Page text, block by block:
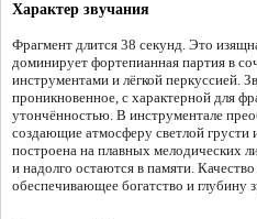
Характер звучания
Фрагмент длится 38 секунд. Это
доминирует фортепианная партия в
инструментами и лёгкой перкуссией.
проникновенное, с характерной для
утончённостью. В инструментале
создающие атмосферу светлой
построена на плавных мелодических
и надолго остаются в памяти.
обеспечивающее богатство и глубину